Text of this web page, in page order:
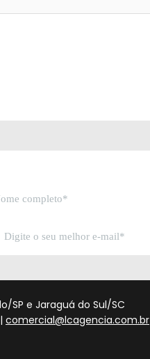
SP e Jaraguá do Sul/SC
| comercial@lcagencia.com.br